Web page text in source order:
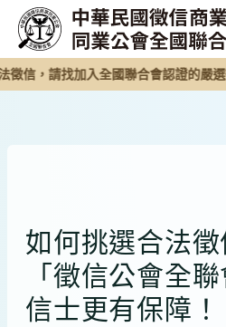
徵信，請找加入全國聯合會認證的嚴選
如何挑選合法
「徵信公會全
信士更有保障！